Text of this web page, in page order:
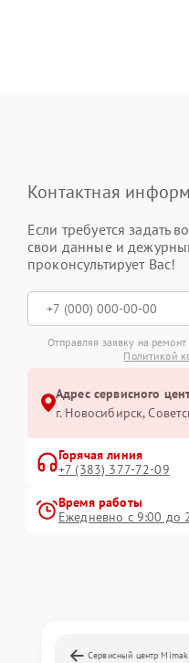
Контактная
Если требуется задать
свои данные и
проконсультирует Вас!
Отправляя заявку на
Политикой
Адрес сервисного
г. Новосибирск,
Горячая линия
+7 (383) 377-72-09
Время работы
Ежедневно с 9:00 до
Сервисный центр Mimaki